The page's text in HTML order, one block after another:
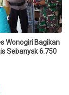
Wonogiri Bagikan
Sebanyak 6.750